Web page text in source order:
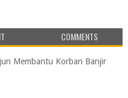
COMMENTS
Membantu Korban Banjir